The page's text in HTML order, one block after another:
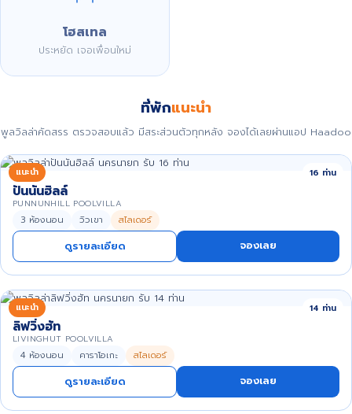
โฮสเทล
ประหยัด เจอเพื่อนใหม่
ที่พักแนะนำ
พูลวิลล่าคัดสรร ตรวจสอบแล้ว มีสระส่วนตัวทุกหลัง จองได้เลยผ่านแอป Haadoo
แนะนำ 16 ท่าน
ปันนันฮิลล์
PUNNUNHILL POOLVILLA
3 ห้องนอน วิวเขา สไลเดอร์
ดูรายละเอียด จองเลย
แนะนำ 14 ท่าน
ลิฟวิ่งฮัท
LIVINGHUT POOLVILLA
4 ห้องนอน คาราโอเกะ สไลเดอร์
ดูรายละเอียด จองเลย